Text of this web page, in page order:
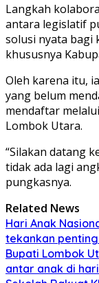
Langkah
antara legislatif
solusi nyata bagi
khususnya
Oleh karena itu,
yang belum
mendaftar
Lombok Utara.
“Silakan datang
tidak ada lagi
pungkasnya.
Related News
Hari Anak
tekankan
Bupati Lombok
antar anak di